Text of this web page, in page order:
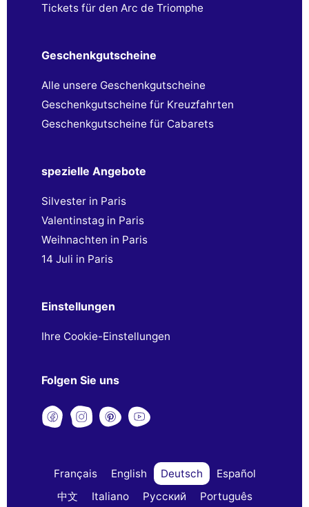
Tickets für den Arc de Triomphe
Geschenkgutscheine
Alle unsere Geschenkgutscheine
Geschenkgutscheine für Kreuzfahrten
Geschenkgutscheine für Cabarets
spezielle Angebote
Silvester in Paris
Valentinstag in Paris
Weihnachten in Paris
14 Juli in Paris
Einstellungen
Ihre Cookie-Einstellungen
Folgen Sie uns
Français English Deutsch
Español
中文
Italiano Русский Português